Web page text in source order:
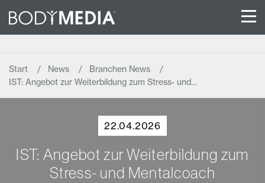
Start News
Branchen News
IST: Angebot zur Weiterbildung zum Stress- und…
22.04.2026
IST: Angebot zur Weiterbildung zum
Stress- und Mentalcoach